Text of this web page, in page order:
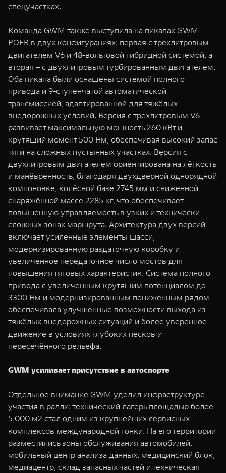
спецучастках.
Команда GWM также выступила на пикапах GWM
POER в двух конфигурациях: первая с трехлитровым
двигателем V6 и 48-вольтовой гибридной системой, а
вторая – с двухлитровым турбированным двигателем.
Оба пикапа были оснащены системой полного
привода и 9-ступенчатой автоматической
трансмиссией, адаптированной для тяжёлых
внедорожных условий. Версия с трехлитровым V6
развивает максимальную мощность 260 кВт и
крутящий момент 500 Нм, обеспечивая высокий запас
тяги на сложных пустынных участках. Версия с
двухлитровым двигателем ориентирована на лёгкость
и манёвренность, благодаря двухдверной однорядной
компоновке, колёсной базе 2745 мм и сниженной
снаряжённой массе 2285 кг, что обеспечивает
повышенную управляемость в узких и технически
сложных зонах маршрута. Архитектура двух версий
включает усиленные элементы шасси,
модернизированную раздаточную коробку и
увеличенное передаточное число мостов для
повышения тяговых характеристик. Система полного
привода с увеличенным крутящим потенциалом до
3300 Нм и модернизированным пониженным рядом
обеспечивала улучшенные возможности выхода из
тяжёлых внедорожных ситуаций и более уверенное
движение в условиях глубоких песков и
пересечённого рельефа.
GWM усиливает присутствие в автоспорте
Отдельное внимание GWM уделил инфраструктуре
участия в ралли: технический лагерь площадью более
5 000 м2 стал одним из крупнейших сервисных
комплексов международной гонки. На его территории
разместились зоны обслуживания автомобилей,
мобильный центр анализа данных, медицинский блок,
медиацентр, склад запасных частей и техническая